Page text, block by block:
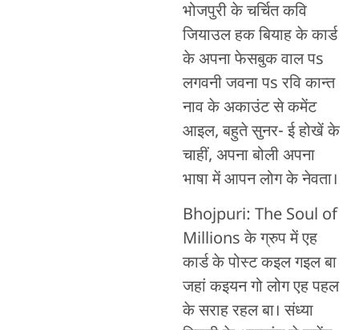
भोजपुरी के चर्चित कवि
जियाउल हक बियाह के कार्ड
के अपना फेसबुक वाल पs
लगवनी जवना पs रवि कान्त
नाव के अकाउंट से कमेंट
आइल, बहुते सुनर- ई होखें के
चाहीं, अपना बोली अपना
भाषा में आपन लोग के नेवता।
Bhojpuri: The Soul of
Millions के ग्रुप में एह
कार्ड के पोस्ट कइल गइल बा
जहां कइयन गो लोग एह पहल
के सराह रहल बा। संध्या